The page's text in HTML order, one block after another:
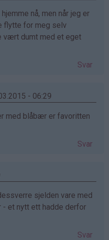
nå, men når jeg er
flytte for meg selv
vært dumt med et eget
Svar
- 06:29
med blåbær er favoritten
Svar
sjelden vare med
et nytt ett hadde derfor
Svar